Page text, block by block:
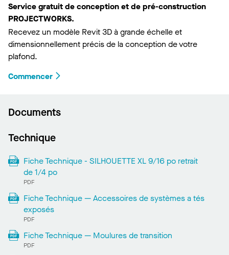
Service gratuit de conception et de pré-construction
PROJECTWORKS.
Recevez un modèle Revit 3D à grande échelle et
dimensionnellement précis de la conception de votre
plafond.
Commencer
Documents
Technique
Fiche Technique - SILHOUETTE XL 9/16 po retrait
de 1/4 po
PDF
Fiche Technique — Accessoires de systèmes a tés
exposés
PDF
Fiche Technique — Moulures de transition
PDF